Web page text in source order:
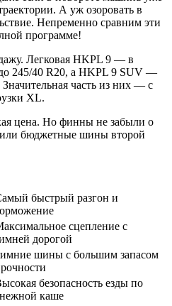
А уж озоровать в
Непременно сравним эти
программе!
Легковая HKPL 9 — в
245/40 R20, а HKPL 9 SUV —
часть из них — с
XL.
цена. Но финны не забыли о
бюджетные шины второй
быстрый разгон и
сцепление с
дорогой
шины с большим запасом
безопасность езды по
каше